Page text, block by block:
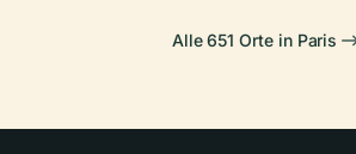
Alle 651 Orte in Paris